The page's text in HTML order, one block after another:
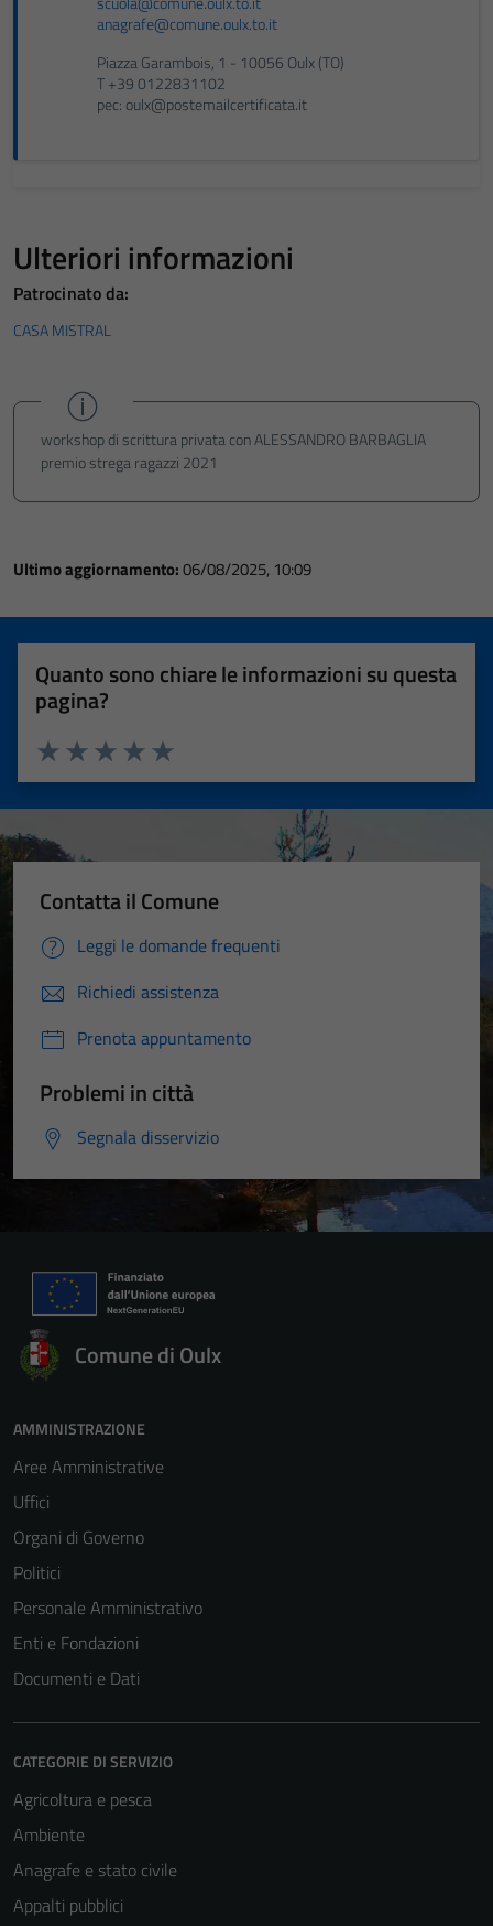
anagrafe@comune.oulx.to.it
Piazza Garambois, 1 - 10056 Oulx (TO)
T +39 0122831102
pec: oulx@postemailcertificata.it
Ulteriori informazioni
Patrocinato da:
CASA MISTRAL
workshop di scrittura privata con ALESSANDRO BARBAGLIA
premio strega ragazzi 2021
Ultimo aggiornamento:06/08/2025, 10:09
Quanto sono chiare le informazioni su questa
pagina?
Valuta 5 stelle su 5
Valuta 4 stelle su 5
Valuta 3 stelle su 5
Valuta 2 stelle su 5
Valuta 1 stelle su 5
Contatta il Comune
Leggi le domande frequenti
Richiedi assistenza
Prenota appuntamento
Problemi in città
Segnala disservizio
Comune di Oulx
AMMINISTRAZIONE
Aree Amministrative
Uffici
Organi di Governo
Politici
Personale Amministrativo
Enti e Fondazioni
Documenti e Dati
CATEGORIE DI SERVIZIO
Agricoltura e pesca
Ambiente
Anagrafe e stato civile
Appalti pubblici